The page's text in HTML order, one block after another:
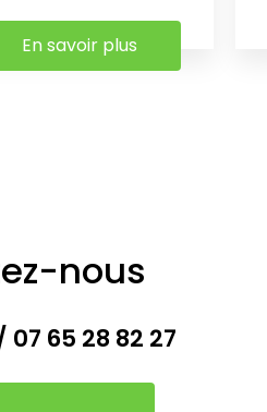
En savoir plus
nous
07 65 28 82 27